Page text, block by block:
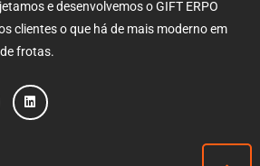
e desenvolvemos o GIFT ERPO
clientes o que há de mais moderno em
frotas.